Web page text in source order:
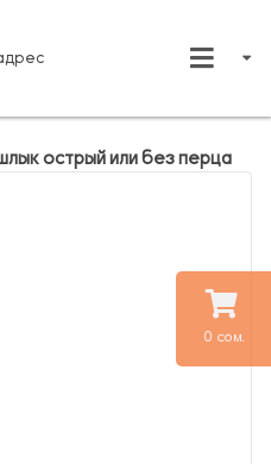
0 сом.
острый или без перца